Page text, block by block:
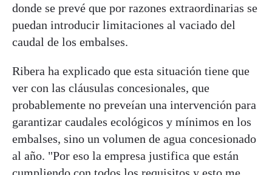
donde se prevé que por razones extraordinarias se
puedan introducir limitaciones al vaciado del
caudal de los embalses.
Ribera ha explicado que esta situación tiene que
ver con las cláusulas concesionales, que
probablemente no preveían una intervención para
garantizar caudales ecológicos y mínimos en los
embalses, sino un volumen de agua concesionado
al año. "Por eso la empresa justifica que están
cumpliendo con todos los requisitos y esto me